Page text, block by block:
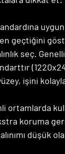
geçtiğini
seç.
işini
ortamlarda
koruma
düşük